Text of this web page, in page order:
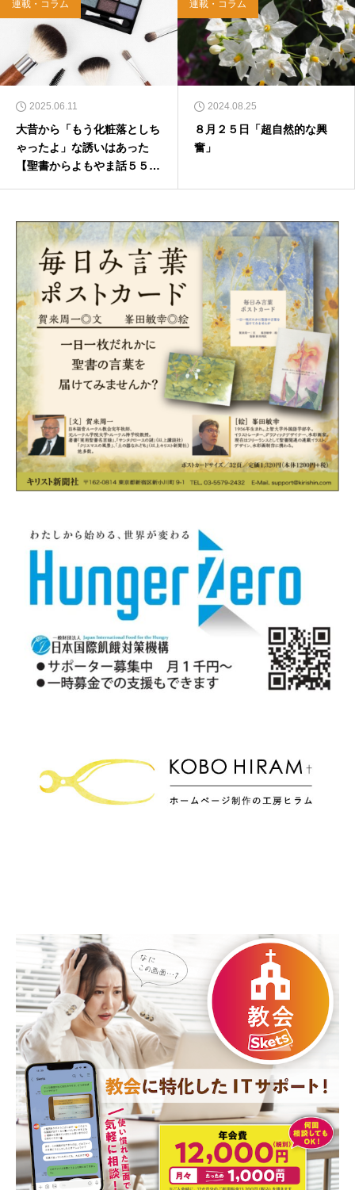
連載・コラム
2025.06.11
大昔から「もう化粧落としち
ゃったよ」な誘いはあった
【聖書からよもやま話５５
連載・コラム
2024.08.25
８月２５日「超自然的な興
奮」